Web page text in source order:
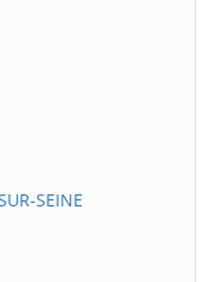
SEINE